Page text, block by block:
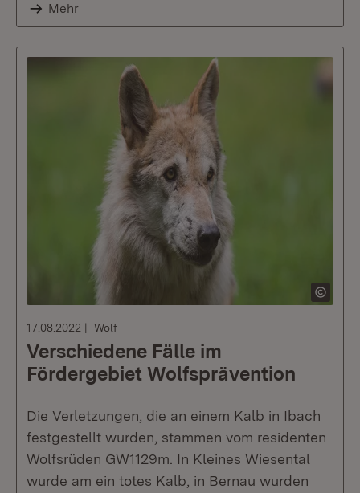
Mehr
17.08.2022 Wolf
Verschiedene Fälle im
Fördergebiet Wolfsprävention
Die Verletzungen, die an einem Kalb in Ibach
festgestellt wurden, stammen vom residenten
Wolfsrüden GW1129m. In Kleines Wiesental
wurde am ein totes Kalb, in Bernau wurden